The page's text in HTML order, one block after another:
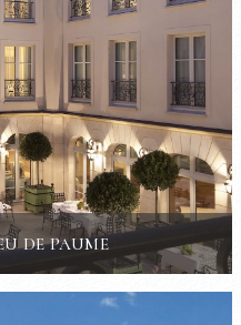
DE PAUME